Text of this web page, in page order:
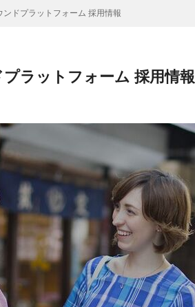
ンドプラットフォーム 採用情報
ラットフォーム 採用情報